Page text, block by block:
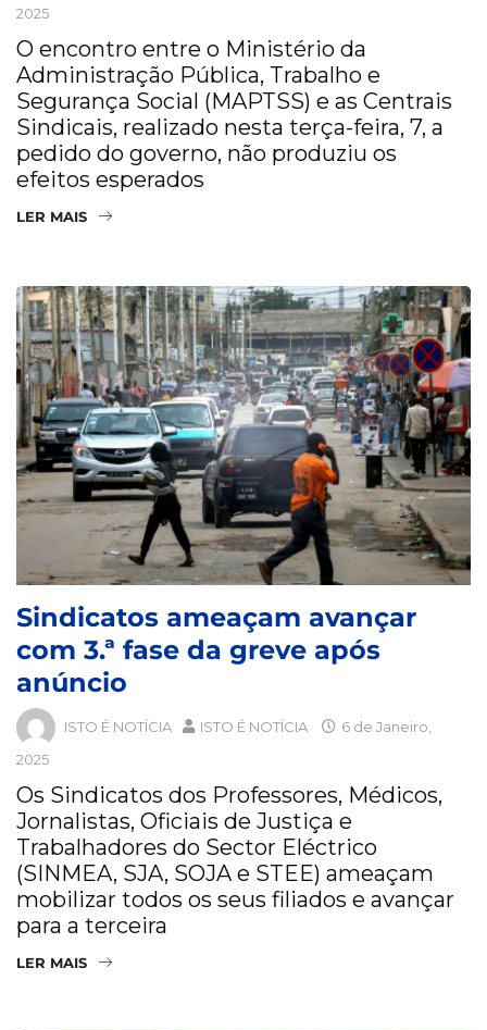
2025
O encontro entre o Ministério da
Administração Pública, Trabalho e
Segurança Social (MAPTSS) e as Centrais
Sindicais, realizado nesta terça-feira, 7, a
pedido do governo, não produziu os
efeitos esperados
LER MAIS
Sindicatos ameaçam avançar
com 3.ª fase da greve após
anúncio
ISTO É NOTÍCIA ISTO É NOTÍCIA
6 de Janeiro,
2025
Os Sindicatos dos Professores, Médicos,
Jornalistas, Oficiais de Justiça e
Trabalhadores do Sector Eléctrico
(SINMEA, SJA, SOJA e STEE) ameaçam
mobilizar todos os seus filiados e avançar
para a terceira
LER MAIS